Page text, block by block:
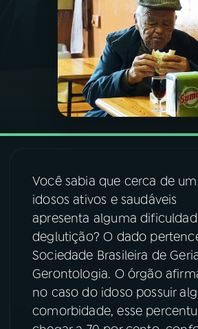
PROGRAMAS
PODCASTS
VIDEOCASTS
FESTIVAL DE MÚSICA
ACOMPANHE A RÁDIO NACIONAL
Instagram X
Você sabia que cerca de
idosos ativos e saudáveis
apresenta alguma
deglutição? O dado
Sociedade Brasileira de
Gerontologia. O órgão
no caso do idoso possuir
comorbidade, esse